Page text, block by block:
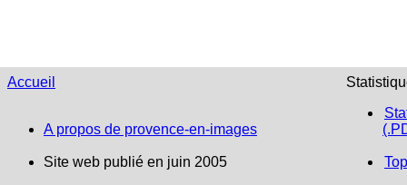
Accueil
A propos de provence-en-images
Site web publié en juin 2005